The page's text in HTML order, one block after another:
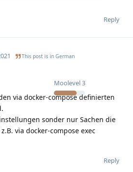
Reply
Moolevel3
This post is in German
via docker-compose definierten
sonder nur Sachen die
via docker-compose exec
Reply